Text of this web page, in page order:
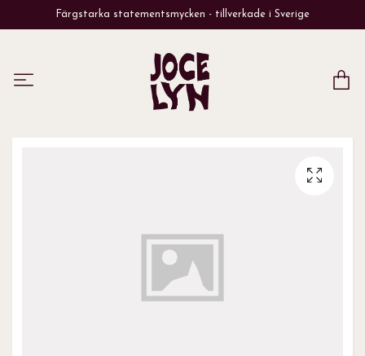
Färgstarka statementsmycken - tillverkade i Sverige